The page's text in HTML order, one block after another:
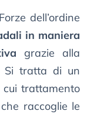
dell’ordine
in maniera
grazie alla
Si tratta di un
cui trattamento
raccoglie le